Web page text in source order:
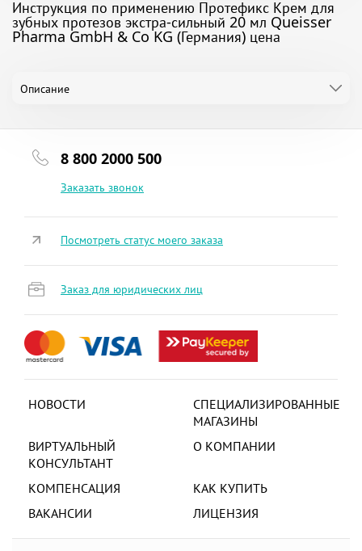
Инструкция по применению Протефикс Крем для
зубных протезов экстра-сильный 20 мл Queisser
Pharma GmbH & Co KG (Германия) цена
Описание
8 800 2000 500
Заказать звонок
НОВОСТИ
СПЕЦИАЛИЗИРОВАННЫЕ
МАГАЗИНЫ
ВИРТУАЛЬНЫЙ
КОНСУЛЬТАНТ
О КОМПАНИИ
КОМПЕНСАЦИЯ
КАК КУПИТЬ
ВАКАНСИИ
ЛИЦЕНЗИЯ
Посмотреть статус моего заказа
Заказ для юридических лиц